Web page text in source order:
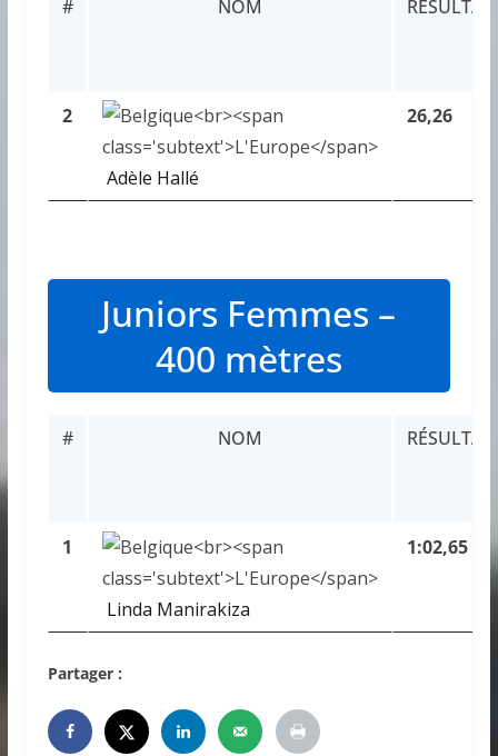
# NOM RÉSULTAT
2
Adèle Hallé
26,26
Juniors Femmes –
400 mètres
# NOM RÉSULTAT
1
Linda Manirakiza
1:02,65
Partager :